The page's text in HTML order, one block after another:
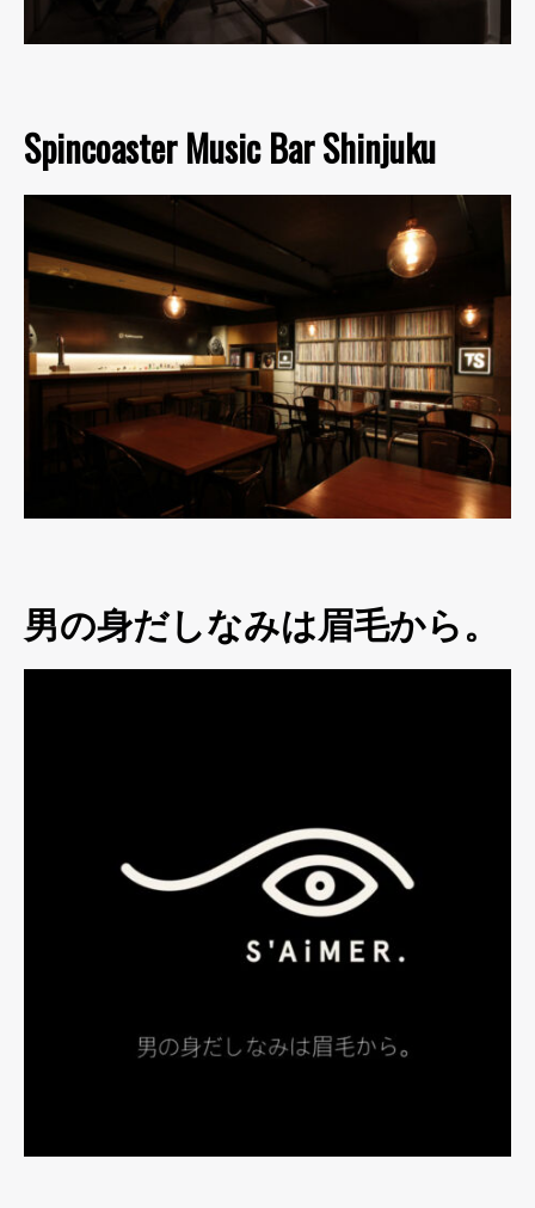
Spincoaster Music Bar Shinjuku
男の身だしなみは眉毛から。